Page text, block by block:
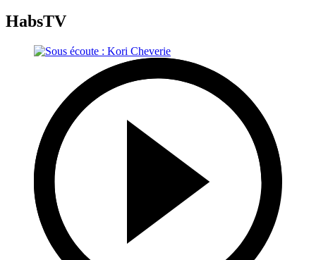
HabsTV